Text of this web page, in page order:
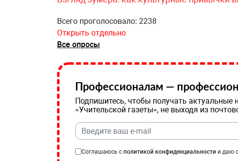
Всего проголосовало: 2238
Открыть отдельно
Все опросы
Профессионалам —
Подпишитесь, чтобы получать актуальные
«Учительской газеты», не выходя из
Соглашаюсь с политикой конфиденциальности и даю